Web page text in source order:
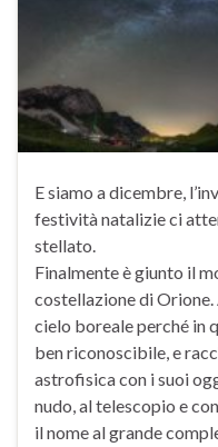
E siamo a dicembre,
festività natalizie ci
stellato.
Finalmente è giunto il
costellazione di
cielo boreale perché in
ben riconoscibile, e
astrofisica con i suoi
nudo, al telescopio e
il nome al grande